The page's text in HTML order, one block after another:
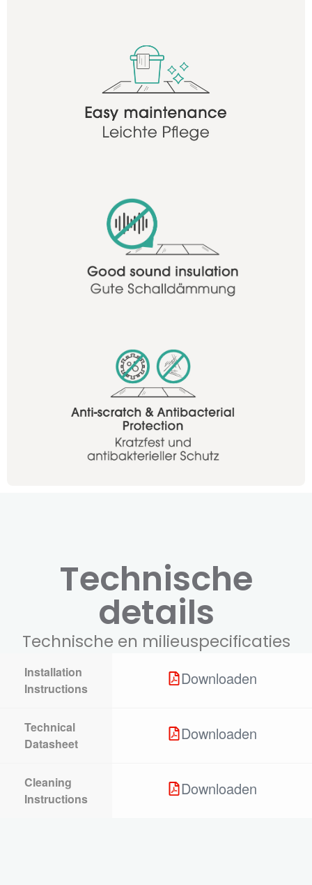
Technische
details
Technische en milieuspecificaties
Installation
Instructions
Downloaden
Technical
Datasheet
Downloaden
Cleaning
Instructions
Downloaden